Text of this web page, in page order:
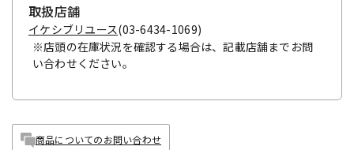
取扱店舗
イケシブリユース(03-6434-1069)
※店頭の在庫状況を確認する場合は、記載店舗までお問
い合わせください。
商品についてのお問い合わせ